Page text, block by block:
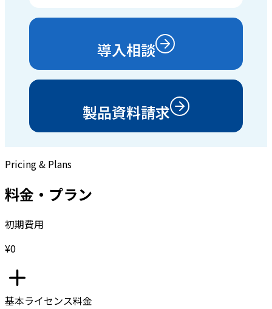
導入相談
製品資料請求
Pricing & Plans
料金・プラン
初期費用
¥0
基本ライセンス料金